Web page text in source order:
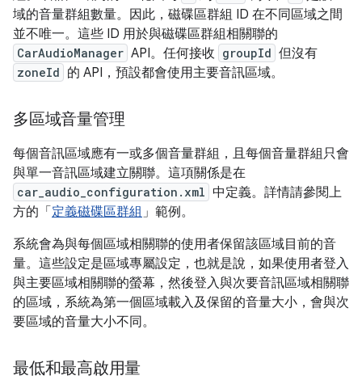
域的音量群組數量。因此，磁碟區群組 ID 在不同區域之間
並不唯一。這些 ID 用於與磁碟區群組相關聯的
CarAudioManager API。任何接收 groupId 但沒有
zoneId 的 API，預設都會使用主要音訊區域。
多區域音量管理
每個音訊區域應有一或多個音量群組，且每個音量群組只會
與單一音訊區域建立關聯。這項關係是在
car_audio_configuration.xml 中定義。詳情請參閱上
方的「 定義磁碟區群組」範例。
系統會為與每個區域相關聯的使用者保留該區域目前的音
量。這些設定是區域專屬設定，也就是說，如果使用者登入
與主要區域相關聯的螢幕，然後登入與次要音訊區域相關聯
的區域，系統為第一個區域載入及保留的音量大小，會與次
要區域的音量大小不同。
最低和最高啟用量